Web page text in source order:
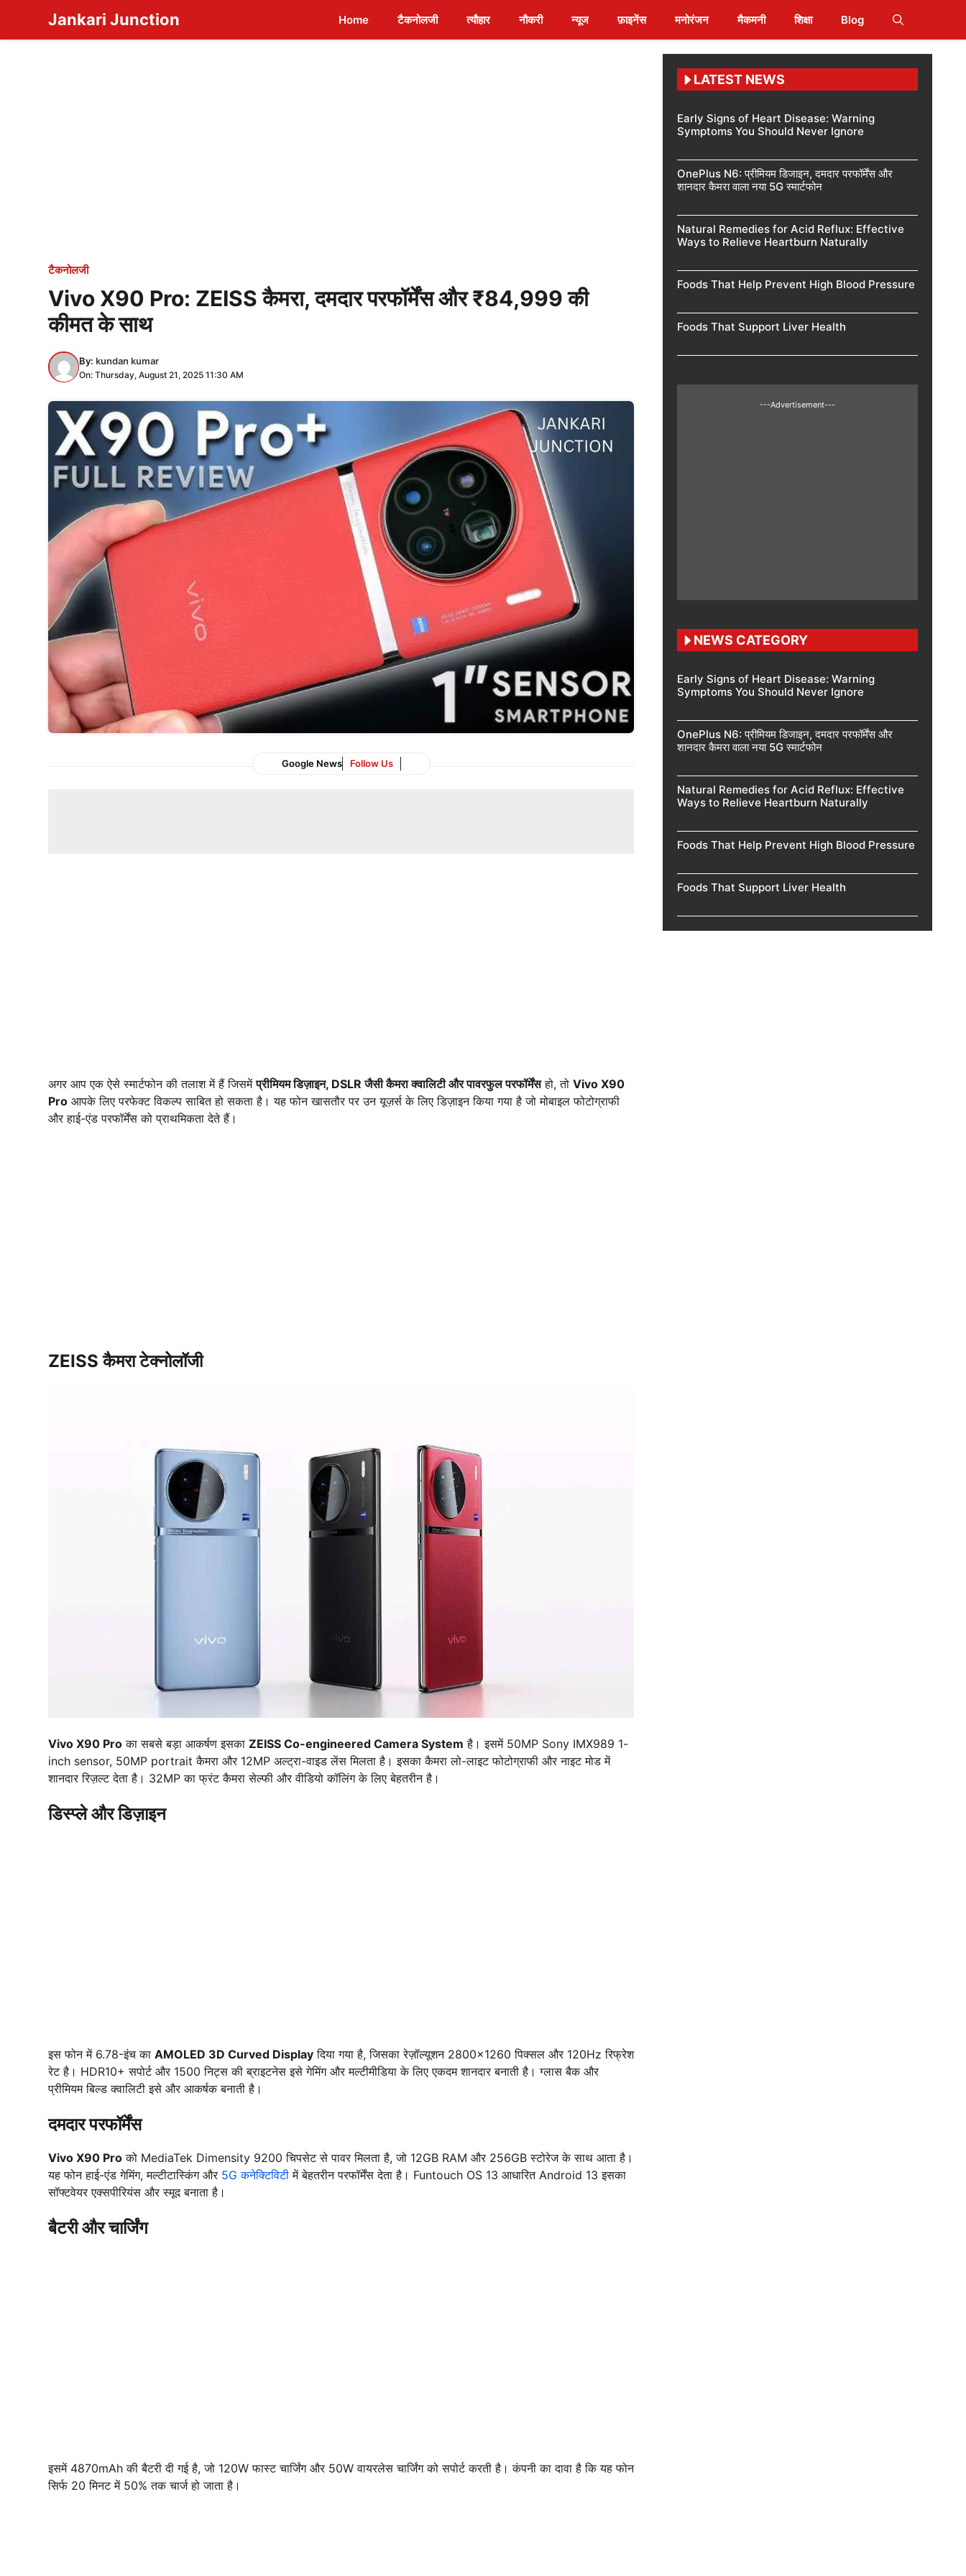
content
Jankari Junction Home टैकनोलजी त्यौहार नौकरी न्यूज फ़ाइनेंस मनोरंजन मैकमनी शिक्षा Blog
टैकनोलजी
Vivo X90 Pro: ZEISS कैमरा, दमदार परफॉर्मेंस और ₹84,999 की
कीमत के साथ
By: kundan kumar
On: Thursday, August 21, 2025 11:30 AM
Google News Follow Us
अगर आप एक ऐसे स्मार्टफोन की तलाश में हैं जिसमेंप्रीमियम डिज़ाइन, DSLR जैसी कैमरा क्वालिटी और पावरफुल परफॉर्मेंसहो, तो Vivo X90
Pro आपके लिए परफेक्ट विकल्प साबित हो सकता है। यह फोन खासतौर पर उन यूज़र्स के लिए डिज़ाइन किया गया है जो मोबाइल फोटोग्राफी
और हाई-एंड परफॉर्मेंस को प्राथमिकता देते हैं।
ZEISS कैमरा टेक्नोलॉजी
Vivo X90 Pro का सबसे बड़ा आकर्षण इसका ZEISS Co-engineered Camera System है। इसमें 50MP Sony IMX989 1-
inch sensor, 50MP portrait कैमरा और 12MP अल्ट्रा-वाइड लेंस मिलता है। इसका कैमरा लो-लाइट फोटोग्राफी और नाइट मोड में
शानदार रिज़ल्ट देता है। 32MP का फ्रंट कैमरा सेल्फी और वीडियो कॉलिंग के लिए बेहतरीन है।
डिस्प्ले और डिज़ाइन
इस फोन में 6.78-इंच का AMOLED 3D Curved Display दिया गया है, जिसका रेज़ॉल्यूशन 2800×1260 पिक्सल और 120Hz रिफ्रेश
रेट है। HDR10+ सपोर्ट और 1500 निट्स की ब्राइटनेस इसे गेमिंग और मल्टीमीडिया के लिए एकदम शानदार बनाती है। ग्लास बैक और
प्रीमियम बिल्ड क्वालिटी इसे और आकर्षक बनाती है।
दमदार परफॉर्मेंस
Vivo X90 Pro को MediaTek Dimensity 9200 चिपसेट से पावर मिलता है, जो 12GB RAM और 256GB स्टोरेज के साथ आता है।
यह फोन हाई-एंड गेमिंग, मल्टीटास्किंग और 5G कनेक्टिविटी में बेहतरीन परफॉर्मेंस देता है। Funtouch OS 13 आधारित Android 13 इसका
सॉफ्टवेयर एक्सपीरियंस और स्मूद बनाता है।
बैटरी और चार्जिंग
इसमें 4870mAh की बैटरी दी गई है, जो 120W फास्ट चार्जिंग और 50W वायरलेस चार्जिंग को सपोर्ट करती है। कंपनी का दावा है कि यह फोन
सिर्फ 20 मिनट में 50% तक चार्ज हो जाता है।
LATEST NEWS
Early Signs of Heart Disease: Warning
Symptoms You Should Never Ignore
OnePlus N6: प्रीमियम डिजाइन, दमदार परफॉर्मेंस और
शानदार कैमरा वाला नया 5G स्मार्टफोन
Natural Remedies for Acid Reflux: Effective
Ways to Relieve Heartburn Naturally
Foods That Help Prevent High Blood Pressure
Foods That Support Liver Health
---Advertisement---
NEWS CATEGORY
Early Signs of Heart Disease: Warning
Symptoms You Should Never Ignore
OnePlus N6: प्रीमियम डिजाइन, दमदार परफॉर्मेंस और
शानदार कैमरा वाला नया 5G स्मार्टफोन
Natural Remedies for Acid Reflux: Effective
Ways to Relieve Heartburn Naturally
Foods That Help Prevent High Blood Pressure
Foods That Support Liver Health